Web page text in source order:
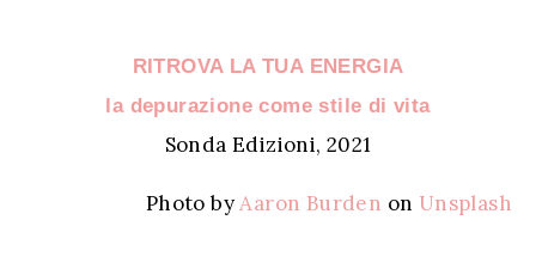
RITROVA LA TUA ENERGIA
la depurazione come stile di vita
Sonda Edizioni, 2021
Photo byAaron Burden on Unsplash